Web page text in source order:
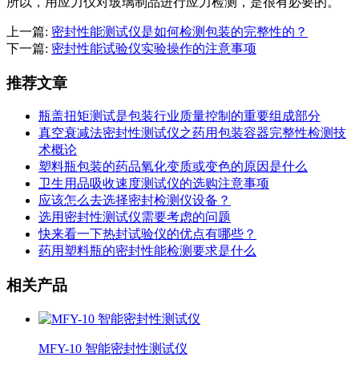
上一篇: 密封性能测试仪是如何检测包装的完整性的？
下一篇: 密封性能试验仪实验操作的注意事项
推荐文章
瓶盖扭矩测试是包装行业质量控制的重要组成部分
真空衰减法密封性测试仪之药用包装容器完整性检测技
术概论
塑料瓶包装的药品氧化变质或变色的原因是什么
卫生用品吸收速度测试仪的选购注意事项
应该怎么去选择密封检测仪设备？
选用密封性测试仪需要考虑的问题
快来看一下热封试验仪的优点有哪些？
药用塑料瓶的密封性能检测要求是什么
相关产品
MFY-10 智能密封性测试仪